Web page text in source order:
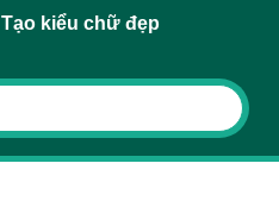
Tạo kiểu chữ đẹp